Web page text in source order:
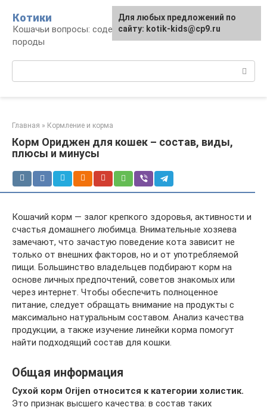
контенту
Котики
Кошачьи вопросы: содержание, лечение,
породы
Главная » Кормление и корма
Корм Ориджен для кошек – состав, виды,
плюсы и минусы
Кошачий корм — залог крепкого здоровья, активности и
счастья домашнего любимца. Внимательные хозяева
замечают, что зачастую поведение кота зависит не
только от внешних факторов, но и от употребляемой
пищи. Большинство владельцев подбирают корм на
основе личных предпочтений, советов знакомых или
через интернет. Чтобы обеспечить полноценное
питание, следует обращать внимание на продукты с
максимально натуральным составом. Анализ качества
продукции, а также изучение линейки корма помогут
найти подходящий состав для кошки.
Общая информация
Сухой корм Orijen относится к категории холистик.
Это признак высшего качества: в состав таких
Для любых предложений по
сайту: kotik-kids@cp9.ru